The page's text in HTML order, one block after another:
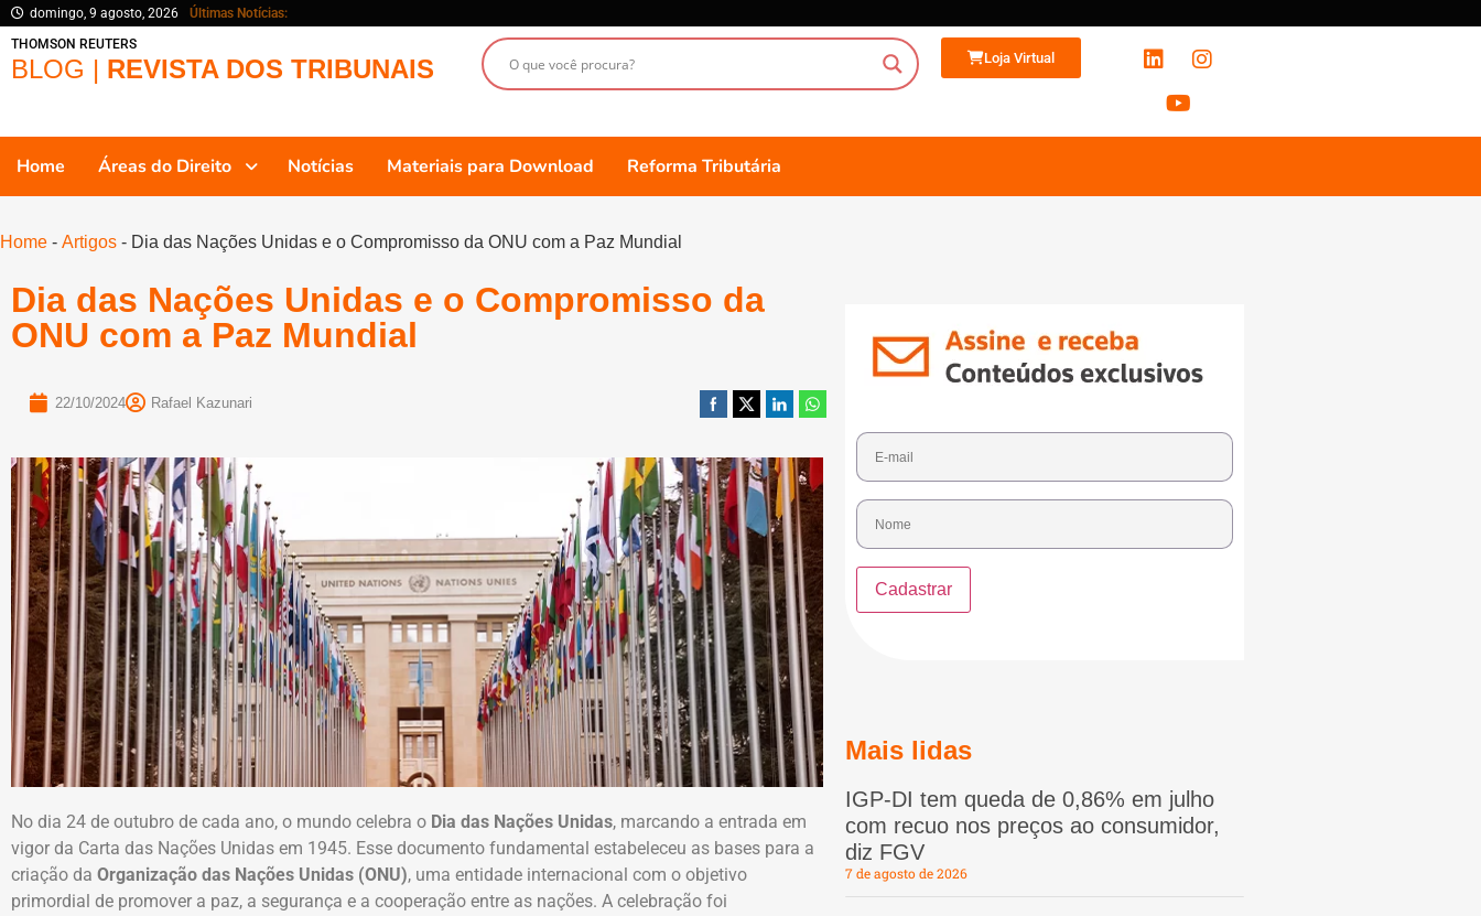
domingo, 9 agosto, 2026
Últimas Notícias:
THOMSON REUTERS
BLOG | REVISTA DOS TRIBUNAIS Loja Virtual
Home Áreas do Direito Notícias Materiais para Download Reforma Tributária
Home - Artigos - Dia das Nações Unidas e o Compromisso da ONU com a Paz Mundial
Dia das Nações Unidas e o Compromisso da
ONU com a Paz Mundial
22/10/2024 Rafael Kazunari
No dia 24 de outubro de cada ano, o mundo celebra o Dia das Nações Unidas, marcando a entrada em
vigor da Carta das Nações Unidas em 1945. Esse documento fundamental estabeleceu as bases para a
criação da Organização das Nações Unidas (ONU), uma entidade internacional com o objetivo
primordial de promover a paz, a segurança e a cooperação entre as nações. A celebração foi
Mais lidas
IGP-DI tem queda de 0,86% em julho
com recuo nos preços ao consumidor,
diz FGV
7 de agosto de 2026